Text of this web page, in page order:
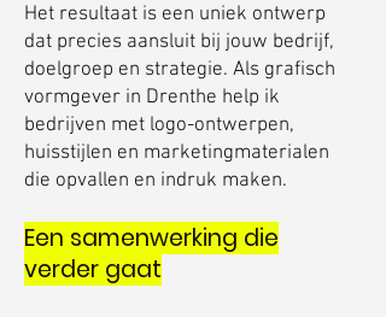
Het resultaat is een uniek ontwerp
dat precies aansluit bij jouw bedrijf,
doelgroep en strategie. Als grafisch
vormgever in Drenthe help ik
bedrijven met logo-ontwerpen,
huisstijlen en marketingmaterialen
die opvallen en indruk maken.
Een samenwerking die
verder gaat​